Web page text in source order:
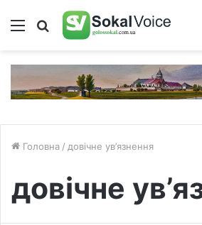
Меню Пошук
Головна / довічне ув’язнення
довічне